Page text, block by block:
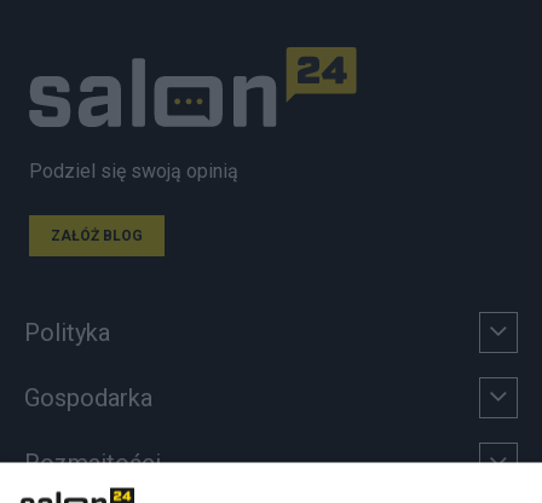
Podziel się swoją opinią
ZAŁÓŻ BLOG
Polityka
Gospodarka
Rozmaitości